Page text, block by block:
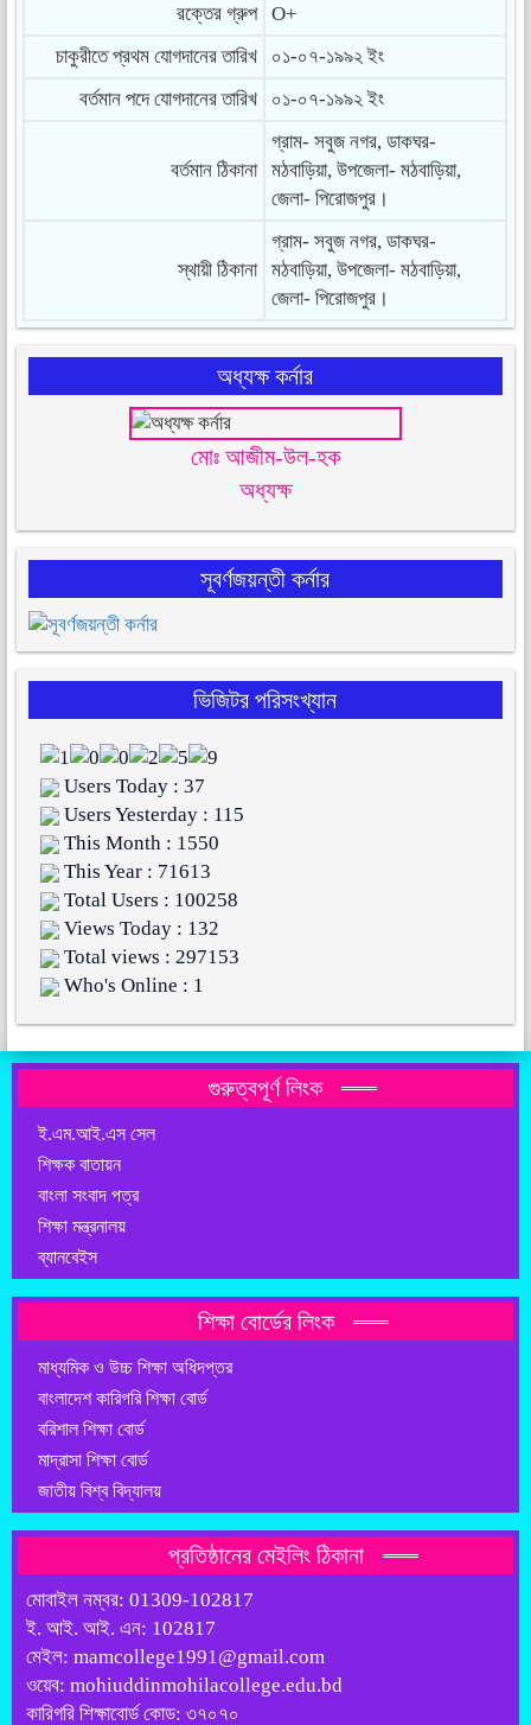
রক্তের গ্রুপ
O+
চাকুরীতে প্রথম যোগদানের তারিখ
০১-০৭-১৯৯২ ইং
বর্তমান পদে যোগদানের তারিখ
০১-০৭-১৯৯২ ইং
বর্তমান ঠিকানা
গ্রাম- সবুজ নগর, ডাকঘর-
মঠবাড়িয়া, উপজেলা- মঠবাড়িয়া,
জেলা- পিরোজপুর।
স্থায়ী ঠিকানা
গ্রাম- সবুজ নগর, ডাকঘর-
মঠবাড়িয়া, উপজেলা- মঠবাড়িয়া,
জেলা- পিরোজপুর।
অধ্যক্ষ কর্নার
মোঃ আজীম-উল-হক
অধ্যক্ষ
সূবর্ণজয়ন্তী কর্নার
ভিজিটর পরিসংখ্যান
Users Today : 37
Users Yesterday : 115
This Month : 1550
This Year : 71613
Total Users : 100258
Views Today : 132
Total views : 297153
Who's Online : 1
গুরুত্বপূর্ণ লিংক
ই.এম.আই.এস সেল
শিক্ষক বাতায়ন
বাংলা সংবাদ পত্র
শিক্ষা মন্ত্রনালয়
ব্যানবেইস
শিক্ষা বোর্ডের লিংক
মাধ্যমিক ও উচ্চ শিক্ষা অধিদপ্তর
বাংলাদেশ কারিগরি শিক্ষা বোর্ড
বরিশাল শিক্ষা বোর্ড
মাদ্রাসা শিক্ষা বোর্ড
জাতীয় বিশ্ব বিদ্যালয়
প্রতিষ্ঠানের মেইলিং ঠিকানা
মোবাইল নম্বর: 01309-102817
ই. আই. আই. এন: 102817
মেইল: mamcollege1991@gmail.com
ওয়েব: mohiuddinmohilacollege.edu.bd
কারিগরি শিক্ষাবোর্ড কোড: ৩৭০৭০